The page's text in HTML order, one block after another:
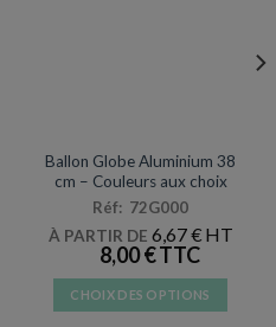
Ballon Globe Aluminium 38
cm – Couleurs aux choix
Réf: 72G000
À PARTIR DE 6,67€
8,00€
CHOIX DES OPTIONS